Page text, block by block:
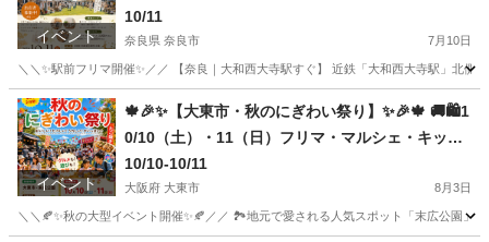
イベント
10/11
奈良県 奈良市 7月10日
＼＼✨駅前フリマ開催✨／／ 【奈良｜大和西大寺駅すぐ】 近鉄「大和西大寺駅」北
奈良 奈良市 フリーマーケット ブース
イベント
🍁🎉✨【大東市・秋のにぎわい祭り】✨🎉🍁 🚚🛍️1
0/10（土）・11（日）フリマ・マルシェ・キッチ
ンカー出店者大募集‼️
10/10-10/11
大阪府 大東市 8月3日
＼＼🍂✨秋の大型イベント開催✨🍂／／ 🏞️地元で愛される人気スポット「末広公園